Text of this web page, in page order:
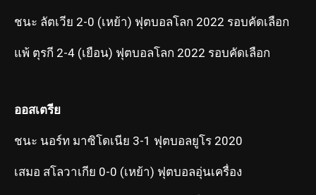
ชนะ ลัตเวีย 2-0 (เหย้า) ฟุตบอลโลก 2022 รอบคัดเลือก
แพ้ ตุรกี 2-4 (เยือน) ฟุตบอลโลก 2022 รอบคัดเลือก
ออสเตรีย
ชนะ นอร์ท มาซิโดเนีย 3-1 ฟุตบอลยูโร 2020
เสมอ สโลวาเกีย 0-0 (เหย้า) ฟุตบอลอุ่นเครื่อง